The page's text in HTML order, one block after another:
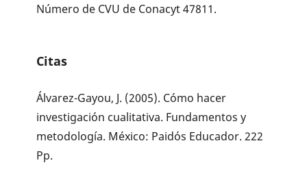
Número de CVU de Conacyt 47811.
Citas
Álvarez-Gayou, J. (2005). Cómo hacer
investigación cualitativa. Fundamentos y
metodología. México: Paidós Educador. 222
Pp.